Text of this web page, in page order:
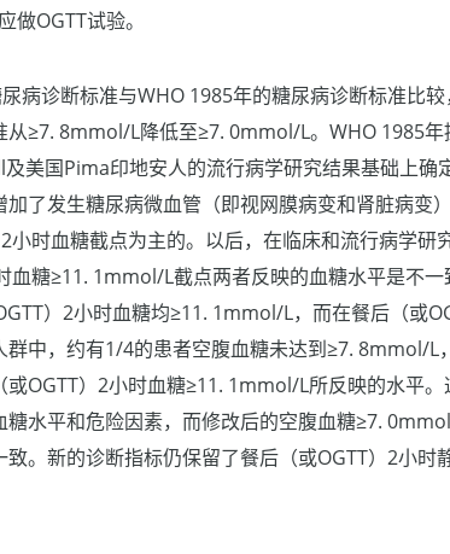
OGTT试验。
病诊断标准与WHO 1985年的糖尿病诊断标准比
从≥7. 8mmol/L降低至≥7. 0mmol/L。WHO 1985
美国Pima印地安人的流行病学研究结果基础上确
了发生糖尿病微血管（即视网膜病变和肾脏病变
小时血糖截点为主的。以后，在临床和流行病学
血糖≥11. 1mmol/L截点两者反映的血糖水平是不
）2小时血糖均≥11. 1mmol/L，而在餐后（或
群中，约有1/4的患者空腹血糖未达到≥7. 8mmol/
或OGTT）2小时血糖≥11. 1mmol/L所反映的水平
糖水平和危险因素，而修改后的空腹血糖≥7.
。新的诊断指标仍保留了餐后（或OGTT）2小